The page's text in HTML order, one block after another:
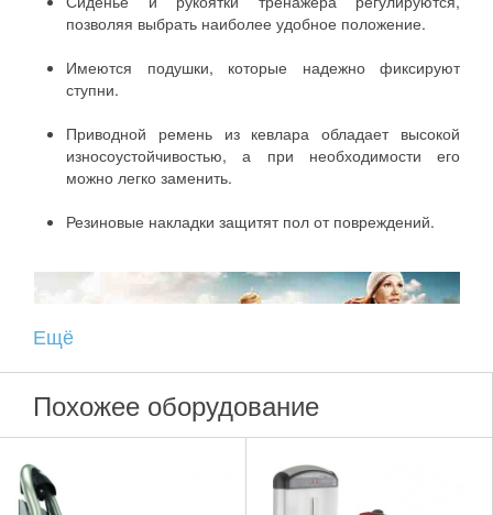
позволяя выбрать наиболее удобное положение.
Имеются подушки, которые надежно фиксируют
ступни.
Приводной ремень из кевлара обладает высокой
износоустойчивостью, а при необходимости его
можно легко заменить.
Резиновые накладки защитят пол от повреждений.
Описание серии Instinct Series
Ещё
Похожее оборудование